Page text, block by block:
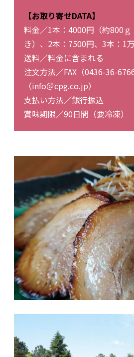
【お取り寄せDATA】
料金／1本：4000円（約800
き）、2本：7500円、3本：1
送料／料金に含まれる
注文方法／FAX（0436-36-
（info＠cpg.co.jp）
支払い方法／銀行振込
賞味期限／90日間（要冷凍）